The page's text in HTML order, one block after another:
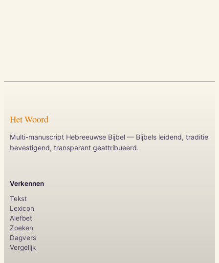
Het Woord
Multi-manuscript Hebreeuwse Bijbel — Bijbels leidend, traditie
bevestigend, transparant geattribueerd.
Verkennen
Tekst
Lexicon
Alefbet
Zoeken
Dagvers
Vergelijk